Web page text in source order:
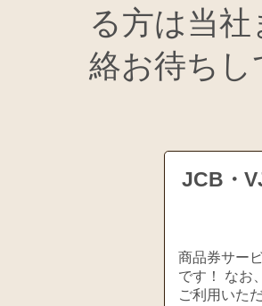
る方は当
絡お待ち
JCB・
商品券サー
です！ なお
ご利用いた